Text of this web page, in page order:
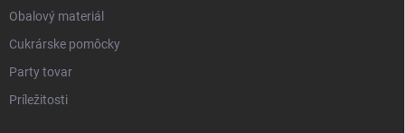
Obalový materiál
Cukrárske pomôcky
Party tovar
Príležitosti